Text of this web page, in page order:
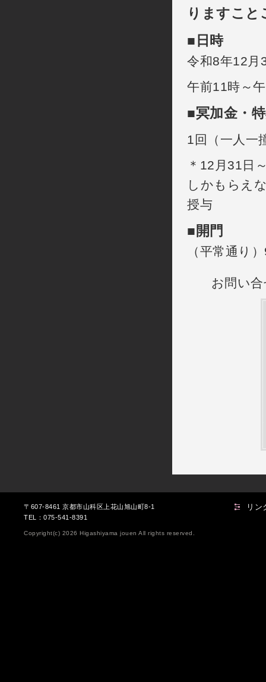
りますこと
■ 日時
令和8年12月
午前11時～
■冥加金・
1回（一人一
＊12月31日
しかもらえ
授与
■ 開門
（平常通り
お問い
〒607-8461 京都市山科区上花山旭山町8-1
TEL：075-541-8391
Copyright(c) 2026 Higashiyama jouen All rights reserved.
リン